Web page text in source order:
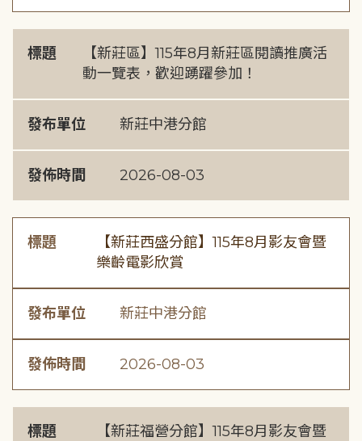
標題
【新莊區】115年8月新莊區閱讀推廣活
動一覽表，歡迎踴躍參加！
發布單位 新莊中港分館
發佈時間 2026-08-03
標題
【新莊西盛分館】115年8月影友會暨
樂齡電影欣賞
發布單位 新莊中港分館
發佈時間 2026-08-03
標題
【新莊福營分館】115年8月影友會暨